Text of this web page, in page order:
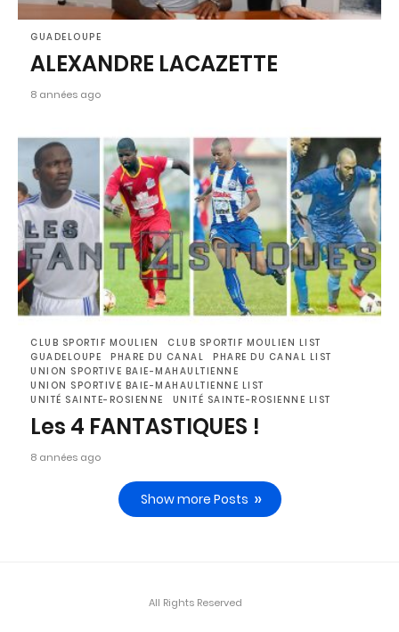
GUADELOUPE
ALEXANDRE LACAZETTE
8 années ago
CLUB SPORTIF MOULIEN
CLUB SPORTIF MOULIEN LIST
GUADELOUPE
PHARE DU CANAL
PHARE DU CANAL LIST
UNION SPORTIVE BAIE-MAHAULTIENNE
UNION SPORTIVE BAIE-MAHAULTIENNE LIST
UNITÉ SAINTE-ROSIENNE
UNITÉ SAINTE-ROSIENNE LIST
Les 4 FANTASTIQUES !
8 années ago
Show more Posts
All Rights Reserved